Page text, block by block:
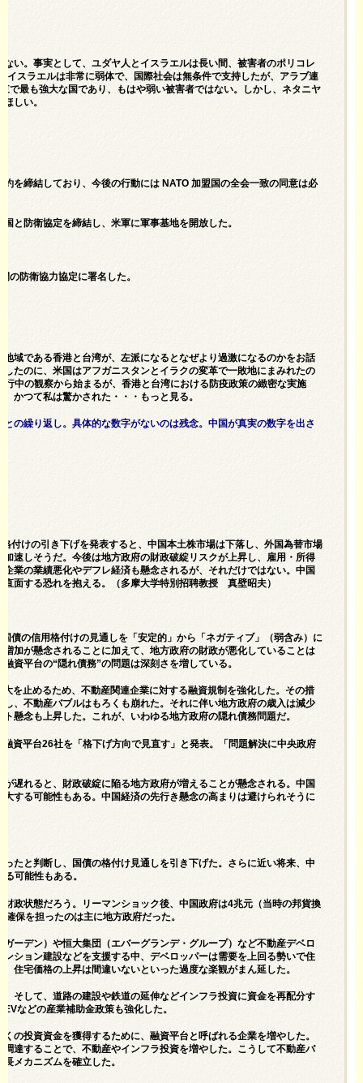
い。事実として、ユダヤ人とイスラエルは長い間、被害者のポリコレ
スラエルは非常に弱体で、国際社会は無条件で支持したが、アラブ連
で最も強大な国であり、もはや弱い被害者ではない。しかし、ネタニヤ
しい。
を締結しており、今後の行動には NATO 加盟国の全会一致の同意は必
と防衛協定を締結し、米軍に軍事基地を開放した。
の防衛協力協定に署名した。
域である香港と台湾が、左派になるとなぜより過激になるのかをお話
たのに、米国はアフガニスタンとイラクの変革で一敗地にまみれたの
中の観察から始まるが、香港と台湾における防疫政策の緻密な実施
かつて私は驚かされた・・・もっと見る。
の繰り返し。具体的な数字がないのは残念。中国が真実の数字を出さ
付けの引き下げを発表すると、中国本土株市場は下落し、外国為替市場
速しそうだ。今後は地方政府の財政破綻リスクが上昇し、雇用・所得
業の業績悪化やデフレ経済も懸念されるが、それだけではない。中国
面する恐れを抱える。（多摩大学特別招聘教授 真壁昭夫）
債の信用格付けの見通しを「安定的」から「ネガティブ」（弱含み）に
加が懸念されることに加えて、地方政府の財政が悪化していることは
資平台の“隠れ債務”の問題は深刻さを増している。
を止めるため、不動産関連企業に対する融資規制を強化した。その措
、不動産バブルはもろくも崩れた。それに伴い地方政府の歳入は減少
懸念も上昇した。これが、いわゆる地方政府の隠れ債務問題だ。
資平台26社を「格下げ方向で見直す」と発表。「問題解決に中央政府
遅れると、財政破綻に陥る地方政府が増えることが懸念される。中国
する可能性もある。中国経済の先行き懸念の高まりは避けられそうに
たと判断し、国債の格付け見通しを引き下げた。さらに近い将来、中
可能性もある。
政状態だろう。リーマンショック後、中国政府は4兆元（当時の邦貨換
保を担ったのは主に地方政府だった。
ーデン）や恒大集団（エバーグランデ・グループ）など不動産デベロ
ション建設などを支援する中、デベロッパーは需要を上回る勢いで住
住宅価格の上昇は間違いないといった過度な楽観がまん延した。
そして、道路の建設や鉄道の延伸などインフラ投資に資金を再配分す
などの産業補助金政策も強化した。
の投資資金を獲得するために、融資平台と呼ばれる企業を増やした。
達することで、不動産やインフラ投資を増やした。こうして不動産バ
メカニズムを確立した。